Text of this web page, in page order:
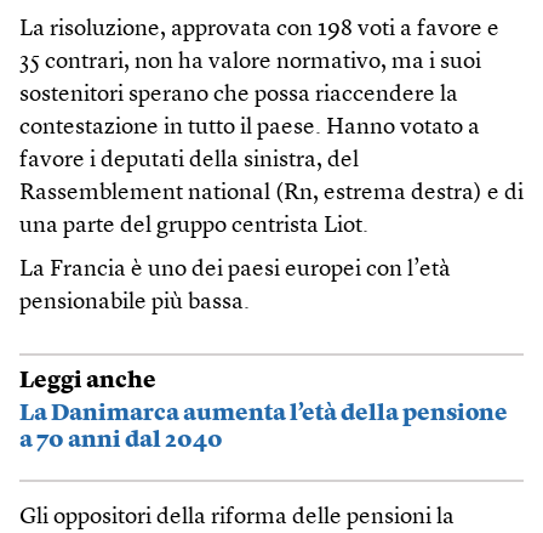
La risoluzione, approvata con 198 voti a favore e
35 contrari, non ha valore normativo, ma i suoi
sostenitori sperano che possa riaccendere la
contestazione in tutto il paese. Hanno votato a
favore i deputati della sinistra, del
Rassemblement national (Rn, estrema destra) e di
una parte del gruppo centrista Liot.
La Francia è uno dei paesi europei con l’età
pensionabile più bassa.
Leggi anche
La Danimarca aumenta l’età della pensione
a 70 anni dal 2040
Gli oppositori della riforma delle pensioni la